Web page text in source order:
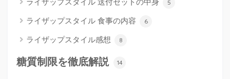
ライザップスタイル 送付セットの中身 5
ライザップスタイル 食事の内容 6
ライザップスタイル感想 8
糖質制限を徹底解説 14